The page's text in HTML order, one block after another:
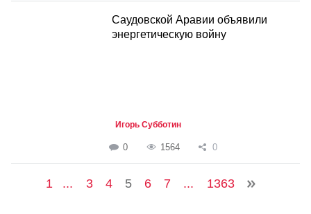
Саудовской Аравии объявили
энергетическую войну
Игорь Субботин
0 1564 0
1 ... 3 4 5 6 7 ... 1363